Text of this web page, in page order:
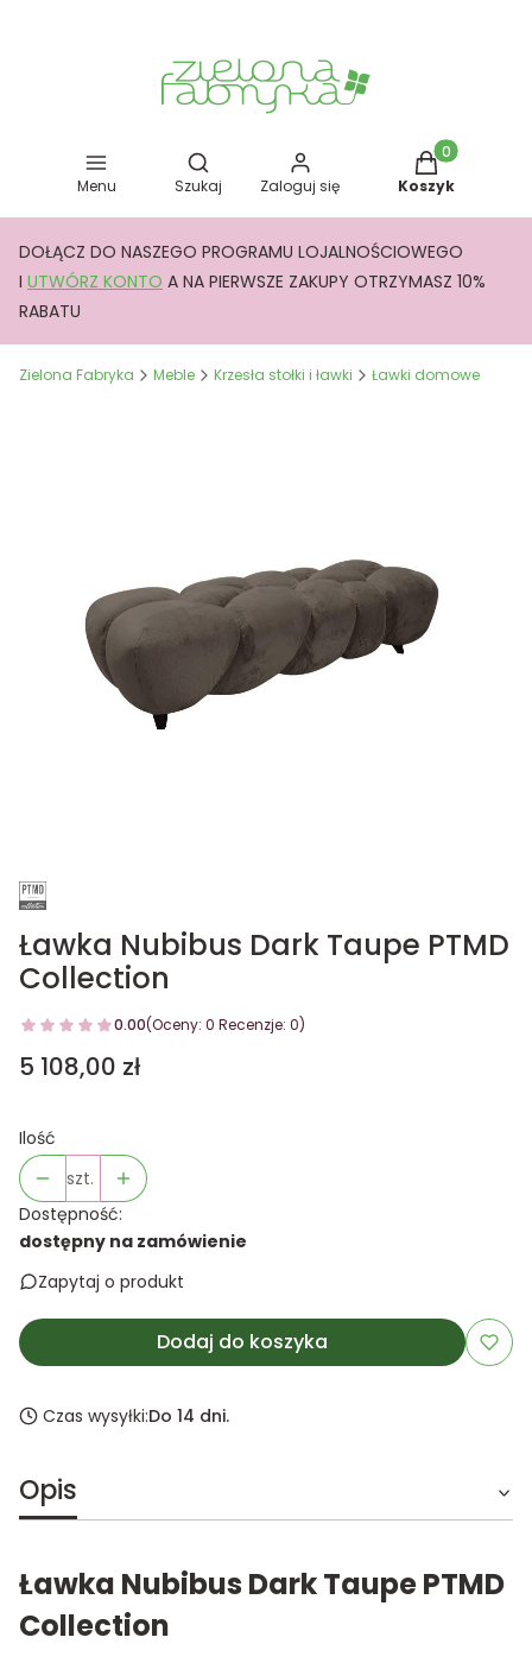
Menu
Otwórz wyszukiwarkę
Szukaj Zaloguj się
Produkty w
Koszyk
DOŁĄCZ DO NASZEGO PROGRAMU LOJALNOŚCIOWEGO
I UTWÓRZ KONTO A NA PIERWSZE ZAKUPY OTRZYMASZ 10%
RABATU
Zielona Fabryka Meble Krzesła stołki i ławki Ławki domowe
Ławka Nubibus Dark Taupe PTMD
Collection
0.00(Oceny: 0 Recenzje: 0)
Cena
5 108,00 zł
Ilość
szt.
Dostępność:
dostępny na zamówienie
Zapytaj o produkt
Dodaj do koszyka
Czas wysyłki:Do 14 dni.
Opis
Ławka Nubibus Dark Taupe PTMD
Collection